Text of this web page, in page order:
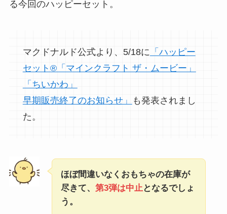
る今回のハッピーセット。
マクドナルド公式より、5/18に 「ハッピー
セット®「マインクラフト ザ・ムービー」
「ちいかわ」
早期販売終了のお知らせ」
も発表されまし
た。
ほぼ間違いなくおもちゃの在庫が
尽きて、 第3弾は中止となるでしょ
う。